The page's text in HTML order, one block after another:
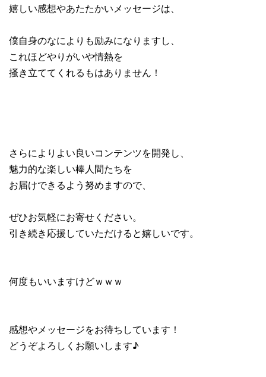
嬉しい感想やあたたかいメッセージは、
僕自身のなによりも励みになりますし、
これほどやりがいや情熱を
掻き立ててくれるもはありません！
さらによりよい良いコンテンツを開発し、
魅力的な楽しい棒人間たちを
お届けできるよう努めますので、
ぜひお気軽にお寄せください。
引き続き応援していただけると嬉しいです。
何度もいいますけどｗｗｗ
感想やメッセージをお待ちしています！
どうぞよろしくお願いします♪